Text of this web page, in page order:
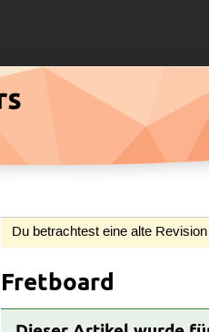
Du betrachtest eine alte
Fretboard